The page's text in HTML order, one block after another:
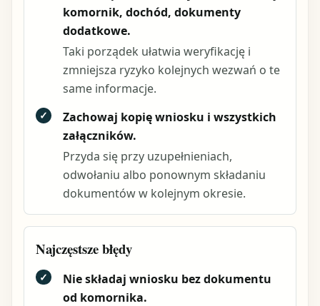
komornik, dochód, dokumenty
dodatkowe.
Taki porządek ułatwia weryfikację i
zmniejsza ryzyko kolejnych wezwań o te
same informacje.
✓
Zachowaj kopię wniosku i wszystkich
załączników.
Przyda się przy uzupełnieniach,
odwołaniu albo ponownym składaniu
dokumentów w kolejnym okresie.
Najczęstsze błędy
✓
Nie składaj wniosku bez dokumentu
od komornika.